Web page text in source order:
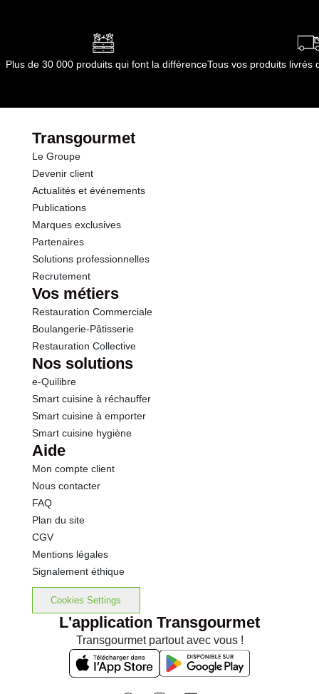
Plus de 30 000 produits qui font la différenceTous vos produits livrés
Transgourmet
Le Groupe
Devenir client
Actualités et événements
Publications
Marques exclusives
Partenaires
Solutions professionnelles
Recrutement
Vos métiers
Restauration Commerciale
Boulangerie-Pâtisserie
Restauration Collective
Nos solutions
e-Quilibre
Smart cuisine à réchauffer
Smart cuisine à emporter
Smart cuisine hygiène
Aide
Mon compte client
Nous contacter
FAQ
Plan du site
CGV
Mentions légales
Signalement éthique
Cookies Settings
L'application Transgourmet
Transgourmet partout avec vous !